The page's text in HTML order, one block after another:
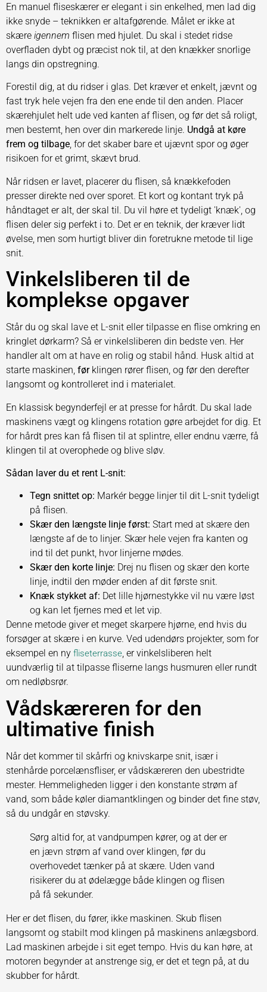
En manuel fliseskærer er elegant i sin enkelhed, men lad dig
ikke snyde – teknikken er altafgørende. Målet er ikke at
skære igennem flisen med hjulet. Du skal i stedet ridse
overfladen dybt og præcist nok til, at den knækker snorlige
langs din opstregning.
Forestil dig, at du ridser i glas. Det kræver et enkelt, jævnt og
fast tryk hele vejen fra den ene ende til den anden. Placer
skærehjulet helt ude ved kanten af flisen, og før det så roligt,
men bestemt, hen over din markerede linje. Undgå at køre
frem og tilbage, for det skaber bare et ujævnt spor og øger
risikoen for et grimt, skævt brud.
Når ridsen er lavet, placerer du flisen, så knækkefoden
presser direkte ned over sporet. Et kort og kontant tryk på
håndtaget er alt, der skal til. Du vil høre et tydeligt 'knæk', og
flisen deler sig perfekt i to. Det er en teknik, der kræver lidt
øvelse, men som hurtigt bliver din foretrukne metode til lige
snit.
Vinkelsliberen til de
komplekse opgaver
Står du og skal lave et L-snit eller tilpasse en flise omkring en
kringlet dørkarm? Så er vinkelsliberen din bedste ven. Her
handler alt om at have en rolig og stabil hånd. Husk altid at
starte maskinen, førklingen rører flisen, og før den derefter
langsomt og kontrolleret ind i materialet.
En klassisk begynderfejl er at presse for hårdt. Du skal lade
maskinens vægt og klingens rotation gøre arbejdet for dig. Et
for hårdt pres kan få flisen til at splintre, eller endnu værre, få
klingen til at overophede og blive sløv.
Sådan laver du et rent L-snit:
Tegn snittet op: Markér begge linjer til dit L-snit tydeligt
på flisen.
Skær den længste linje først: Start med at skære den
længste af de to linjer. Skær hele vejen fra kanten og
ind til det punkt, hvor linjerne mødes.
Skær den korte linje: Drej nu flisen og skær den korte
linje, indtil den møder enden af dit første snit.
Knæk stykket af: Det lille hjørnestykke vil nu være løst
og kan let fjernes med et let vip.
Denne metode giver et meget skarpere hjørne, end hvis du
forsøger at skære i en kurve. Ved udendørs projekter, som for
eksempel en ny fliseterrasse, er vinkelsliberen helt
uundværlig til at tilpasse fliserne langs husmuren eller rundt
om nedløbsrør.
Vådskæreren for den
ultimative finish
Når det kommer til skårfri og knivskarpe snit, især i
stenhårde porcelænsfliser, er vådskæreren den ubestridte
mester. Hemmeligheden ligger i den konstante strøm af
vand, som både køler diamantklingen og binder det fine støv,
så du undgår en støvsky.
Sørg altid for, at vandpumpen kører, og at der er
en jævn strøm af vand over klingen, før du
overhovedet tænker på at skære. Uden vand
risikerer du at ødelægge både klingen og flisen
på få sekunder.
Her er det flisen, du fører, ikke maskinen. Skub flisen
langsomt og stabilt mod klingen på maskinens anlægsbord.
Lad maskinen arbejde i sit eget tempo. Hvis du kan høre, at
motoren begynder at anstrenge sig, er det et tegn på, at du
skubber for hårdt.